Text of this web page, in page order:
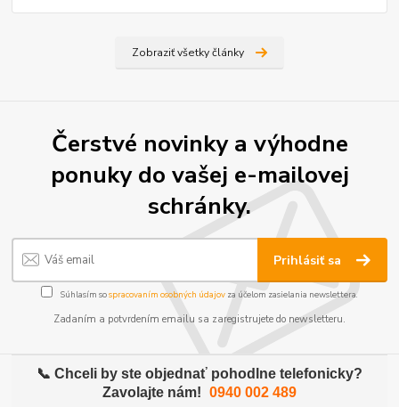
Zobraziť všetky články
Čerstvé novinky a výhodne
ponuky do vašej e-mailovej
schránky.
Prihlásiť sa
Súhlasím sospracovaním osobných údajov za účelom zasielania newslettera.
Zadaním a potvrdením emailu sa zaregistrujete do newsletteru.
📞 Chceli by ste objednať pohodlne telefonicky?
Zavolajte nám! 0940 002 489